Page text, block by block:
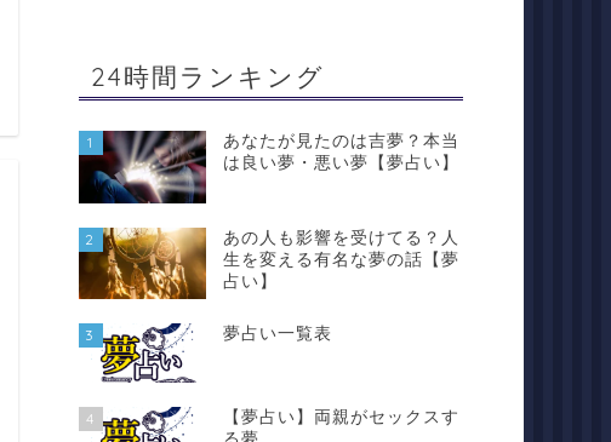
24時間ランキング
1
あなたが見たのは吉夢？本当
は良い夢・悪い夢【夢占い】
2
あの人も影響を受けてる？人
生を変える有名な夢の話【夢
占い】
3 夢占い一覧表
4
【夢占い】両親がセックスす